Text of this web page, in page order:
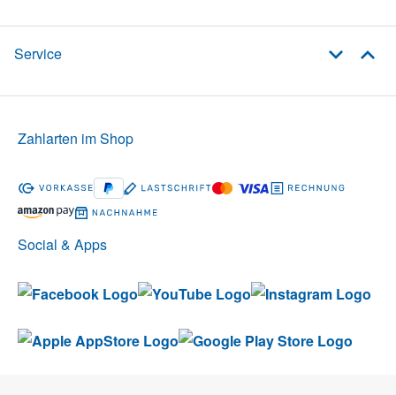
Service
Social & Apps
Zahlarten im Shop